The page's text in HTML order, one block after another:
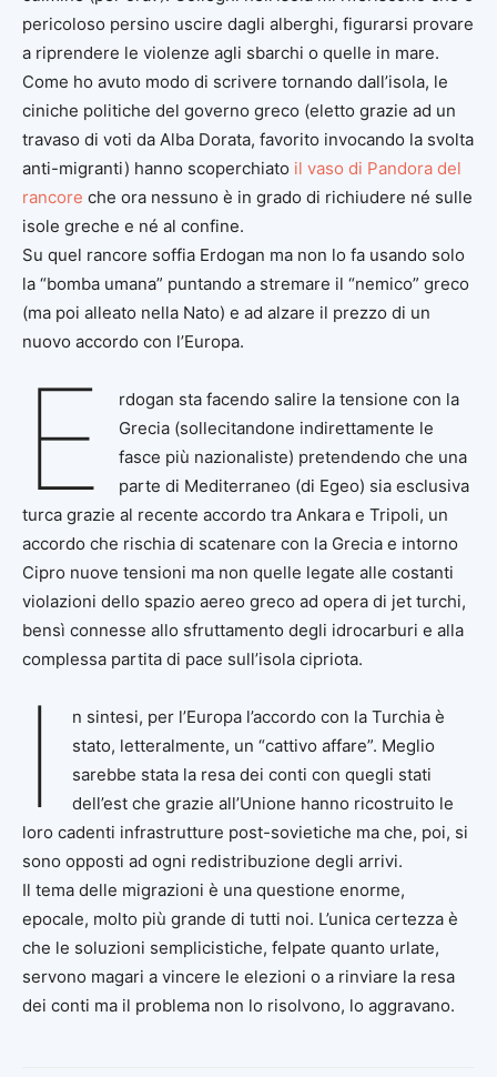
pericoloso persino uscire dagli alberghi, figurarsi provare
a riprendere le violenze agli sbarchi o quelle in mare.
Come ho avuto modo di scrivere tornando dall’isola, le
ciniche politiche del governo greco (eletto grazie ad un
travaso di voti da Alba Dorata, favorito invocando la svolta
anti-migranti) hanno scoperchiato il vaso di Pandora del
rancore che ora nessuno è in grado di richiudere né sulle
isole greche e né al confine.
Su quel rancore soffia Erdogan ma non lo fa usando solo
la “bomba umana” puntando a stremare il “nemico” greco
(ma poi alleato nella Nato) e ad alzare il prezzo di un
nuovo accordo con l’Europa.
E
rdogan sta facendo salire la tensione con la
Grecia (sollecitandone indirettamente le
fasce più nazionaliste) pretendendo che una
parte di Mediterraneo (di Egeo) sia esclusiva
turca grazie al recente accordo tra Ankara e Tripoli, un
accordo che rischia di scatenare con la Grecia e intorno
Cipro nuove tensioni ma non quelle legate alle costanti
violazioni dello spazio aereo greco ad opera di jet turchi,
bensì connesse allo sfruttamento degli idrocarburi e alla
complessa partita di pace sull’isola cipriota.
I
n sintesi, per l’Europa l’accordo con la Turchia è
stato, letteralmente, un “cattivo affare”. Meglio
sarebbe stata la resa dei conti con quegli stati
dell’est che grazie all’Unione hanno ricostruito le
loro cadenti infrastrutture post-sovietiche ma che, poi, si
sono opposti ad ogni redistribuzione degli arrivi.
Il tema delle migrazioni è una questione enorme,
epocale, molto più grande di tutti noi. L’unica certezza è
che le soluzioni semplicistiche, felpate quanto urlate,
servono magari a vincere le elezioni o a rinviare la resa
dei conti ma il problema non lo risolvono, lo aggravano.